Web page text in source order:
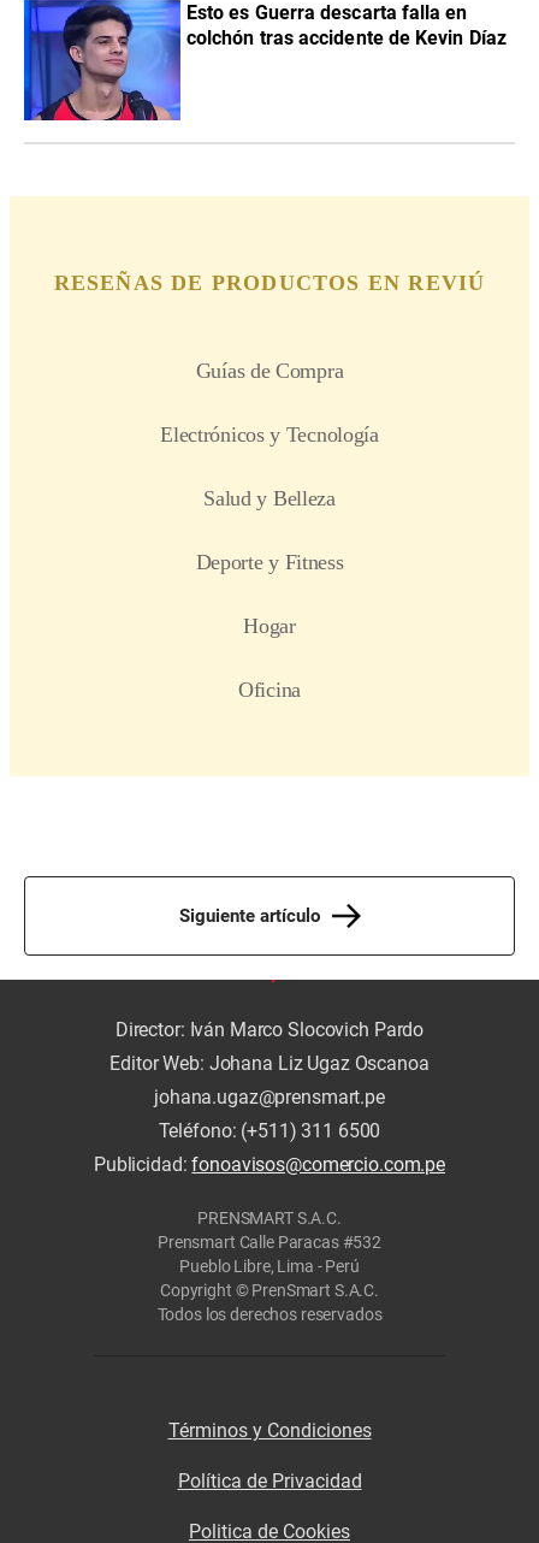
Esto es Guerra descarta falla en
colchón tras accidente de Kevin Díaz
Siguiente artículo
Director: Iván Marco Slocovich Pardo
Editor Web: Johana Liz Ugaz Oscanoa
johana.ugaz@prensmart.pe
Teléfono: (+511) 311 6500
Publicidad:fonoavisos@comercio.com.pe
PRENSMART S.A.C.
Prensmart Calle Paracas #532
Pueblo Libre, Lima - Perú
Copyright © PrenSmart S.A.C.
Todos los derechos reservados
Términos y Condiciones
Política de Privacidad
Politica de Cookies